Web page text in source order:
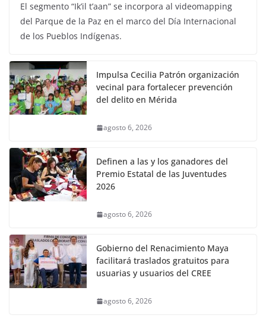
El segmento “Ik’il t’aan” se incorpora al videomapping
del Parque de la Paz en el marco del Día Internacional
de los Pueblos Indígenas.
Impulsa Cecilia Patrón organización
vecinal para fortalecer prevención
del delito en Mérida
agosto 6, 2026
Definen a las y los ganadores del
Premio Estatal de las Juventudes
2026
agosto 6, 2026
Gobierno del Renacimiento Maya
facilitará traslados gratuitos para
usuarias y usuarios del CREE
agosto 6, 2026